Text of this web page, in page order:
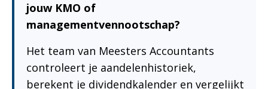
jouw KMO of
managementvennootschap?
Het team van Meesters Accountants
controleert je aandelenhistoriek,
berekent je dividendkalender en vergelijkt